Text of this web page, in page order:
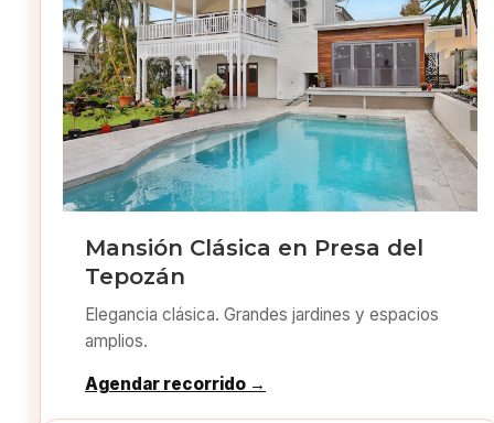
Mansión Clásica en Presa del
Tepozán
Elegancia clásica. Grandes jardines y espacios
amplios.
Agendar recorrido →